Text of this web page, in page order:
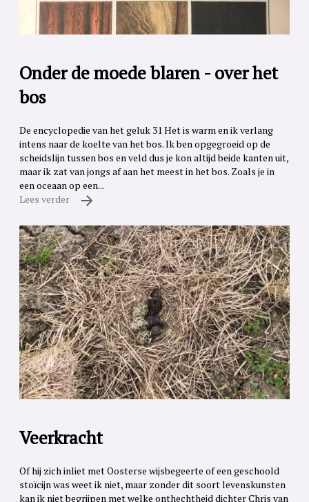
Onder de moede blaren - over het
bos
De encyclopedie van het geluk 31 Het is warm en ik verlang
intens naar de koelte van het bos. Ik ben opgegroeid op de
scheidslijn tussen bos en veld dus je kon altijd beide kanten uit,
maar ik zat van jongs af aan het meest in het bos. Zoals je in
een oceaan op een...
Lees verder
Veerkracht
Of hij zich inliet met Oosterse wijsbegeerte of een geschoold
stoïcijn was weet ik niet, maar zonder dit soort levenskunsten
kan ik niet begrijpen met welke onthechtheid dichter Chris van